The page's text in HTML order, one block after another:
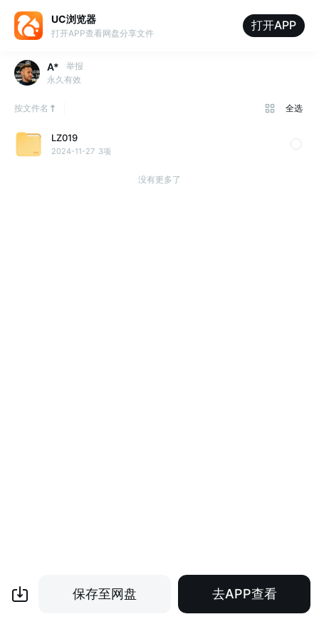
UC浏览器
打开APP查看网盘分享文件
打开APP
A*
举报
永久有效
按文件名 全选
LZ019
2024-11-27 3项
没有更多了
保存至网盘 去APP查看